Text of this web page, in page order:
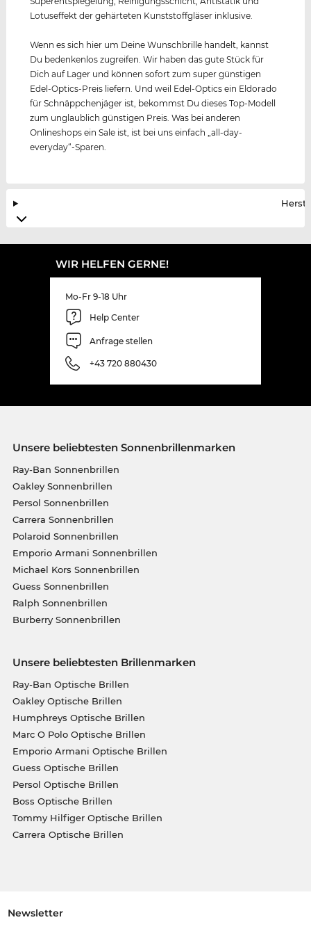
Lotuseffekt der gehärteten Kunststoffgläser inklusive.
Wenn es sich hier um Deine Wunschbrille handelt, kannst
Du bedenkenlos zugreifen. Wir haben das gute Stück für
Dich auf Lager und können sofort zum super günstigen
Edel-Optics-Preis liefern. Und weil Edel-Optics ein Eldorado
für Schnäppchenjäger ist, bekommst Du dieses Top-Modell
zum unglaublich günstigen Preis. Was bei anderen
Onlineshops ein Sale ist, ist bei uns einfach „all-day-
everyday“-Sparen.
WIR HELFEN GERNE!
Mo-Fr 9-18 Uhr
Help Center
Anfrage stellen
+43 720 880430
Unsere beliebtesten Sonnenbrillenmarken
Ray-Ban Sonnenbrillen
Oakley Sonnenbrillen
Persol Sonnenbrillen
Carrera Sonnenbrillen
Polaroid Sonnenbrillen
Emporio Armani Sonnenbrillen
Michael Kors Sonnenbrillen
Guess Sonnenbrillen
Ralph Sonnenbrillen
Burberry Sonnenbrillen
Unsere beliebtesten Brillenmarken
Ray-Ban Optische Brillen
Oakley Optische Brillen
Humphreys Optische Brillen
Marc O Polo Optische Brillen
Emporio Armani Optische Brillen
Guess Optische Brillen
Persol Optische Brillen
Boss Optische Brillen
Tommy Hilfiger Optische Brillen
Carrera Optische Brillen
Newsletter